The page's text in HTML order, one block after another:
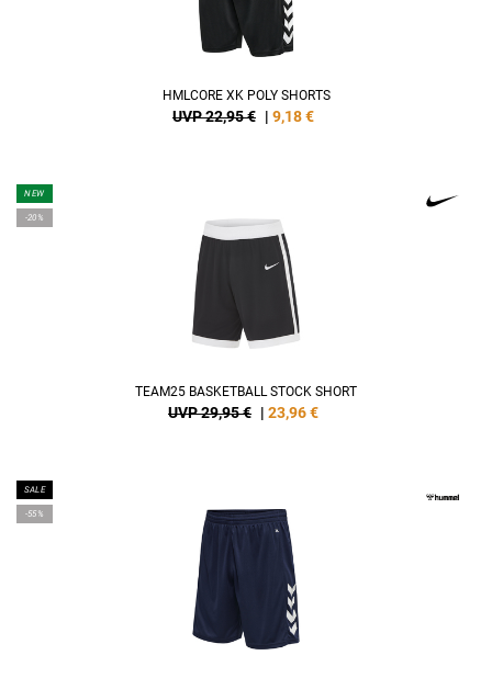
HMLCORE XK POLY SHORTS
UVP 22,95 € | 9,18€
NEW
-20%
TEAM25 BASKETBALL STOCK SHORT
UVP 29,95 € | 23,96€
SALE
-55%